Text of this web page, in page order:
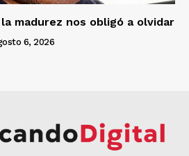
madurez nos obligó a olvidar
6, 2026